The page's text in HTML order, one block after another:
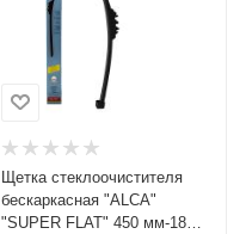
Щетка стеклоочистителя
бескаркасная "ALCA"
"SUPER FLAT" 450 мм-18"